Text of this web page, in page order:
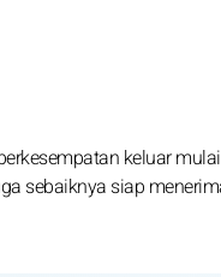
keluar
sebaiknya siap